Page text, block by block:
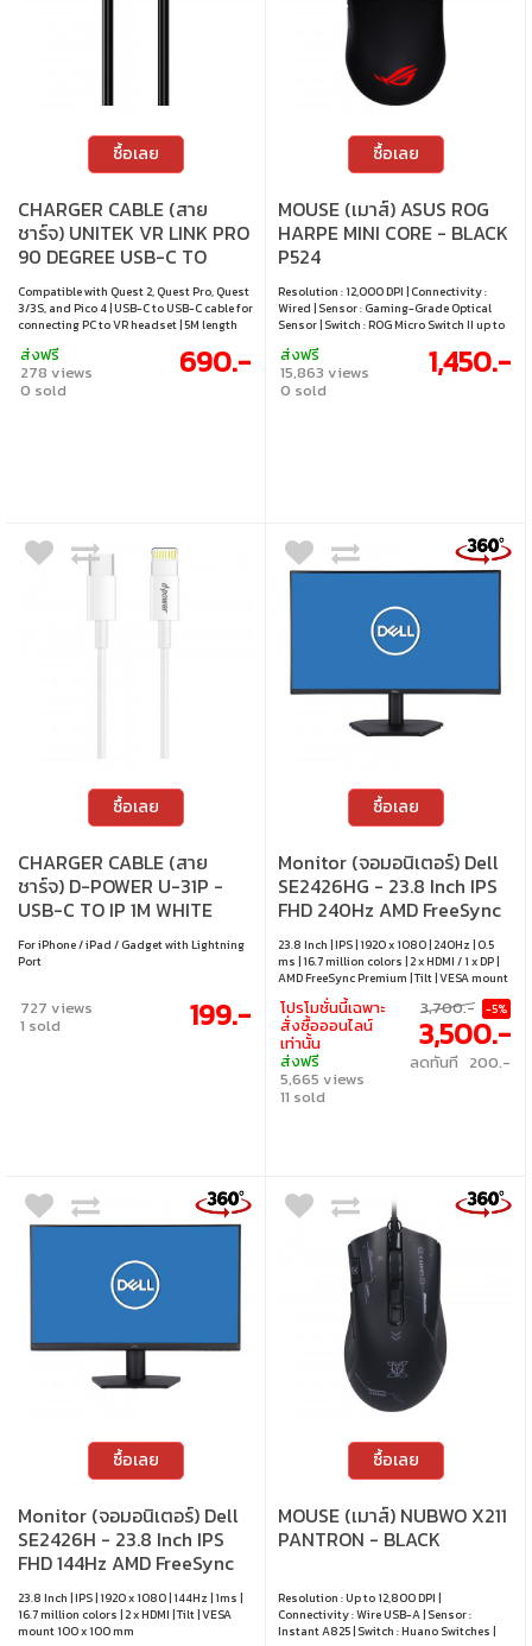
ซื้อเลย
CHARGER CABLE (สาย
ชาร์จ) UNITEK VR LINK PRO
90 DEGREE USB-C TO
USB-C - 60W 5M BLACK
C14094ABK01
Compatible with Quest 2, Quest Pro, Quest
3/3S, and Pico 4 | USB-C to USB-C cable for
connecting PC to VR headset | 5M length
use | Supports up to 5Gbps data transfer
speed | Supports 60W PD 20V/3A with E-
Marker chip
ส่งฟรี
278 views
0 sold
690.-
ซื้อเลย
MOUSE (เมาส์) ASUS ROG
HARPE MINI CORE - BLACK
P524
Resolution : 12,000 DPI | Connectivity :
Wired | Sensor : Gaming-Grade Optical
Sensor | Switch : ROG Micro Switch II up to
Polling Rate : 1000Hz | Max Acceleration :
35G | Lighting : RGB LED | Compatibility :
Windows
ส่งฟรี
15,863 views
0 sold
1,450.-
ซื้อเลย
CHARGER CABLE (สาย
ชาร์จ) D-POWER U-31P -
USB-C TO IP 1M WHITE
For iPhone / iPad / Gadget with Lightning
Port
727 views
1 sold 199.-
ซื้อเลย
Monitor (จอมอนิเตอร์) Dell
SE2426HG - 23.8 Inch IPS
FHD 240Hz AMD FreeSync
Premium
23.8 Inch | IPS | 1920 x 1080 | 240Hz | 0.5
ms | 16.7 million colors | 2 x HDMI / 1 x DP |
AMD FreeSync Premium | Tilt | VESA mount
100 x 100 mm
โปรโมชั่นนี้เฉพาะ
สั่งซื้อออนไลน์
เท่านั้น
ส่งฟรี
5,665 views
11 sold
3,700.- -5%
3,500.-
ลดทันที 200.-
ซื้อเลย
Monitor (จอมอนิเตอร์) Dell
SE2426H - 23.8 Inch IPS
FHD 144Hz AMD FreeSync
23.8 Inch | IPS | 1920 x 1080 | 144Hz | 1ms |
16.7 million colors | 2 x HDMI | Tilt | VESA
mount 100 x 100 mm
ซื้อเลย
MOUSE (เมาส์) NUBWO X211
PANTRON - BLACK
Resolution : Up to 12,800 DPI |
Connectivity : Wire USB-A | Sensor :
Instant A825 | Switch : Huano Switches |